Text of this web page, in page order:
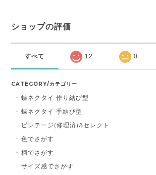
ショップの評価
すべて 12 0
CATEGORY/カテゴリー
蝶ネクタイ 作り結び型
蝶ネクタイ 手結び型
ビンテージ(修理済)&セレクト
色でさがす
柄でさがす
サイズ感でさがす